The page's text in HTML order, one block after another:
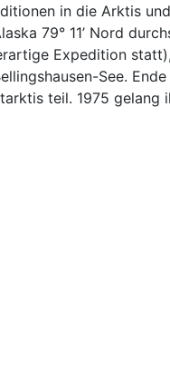
in die Arktis
79° 11’ Nord
Expedition
See.
teil. 1975 gelang